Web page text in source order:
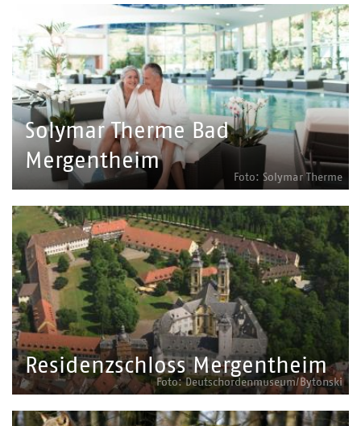
Solymar Therme Bad
Mergentheim
Foto: Solymar Therme
Residenzschloss Mergentheim
Foto: Deutschordenmuseum/Bytonski